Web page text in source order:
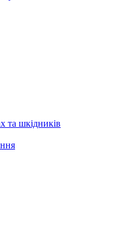
та шкідників